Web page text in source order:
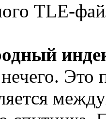
TLE-
Это